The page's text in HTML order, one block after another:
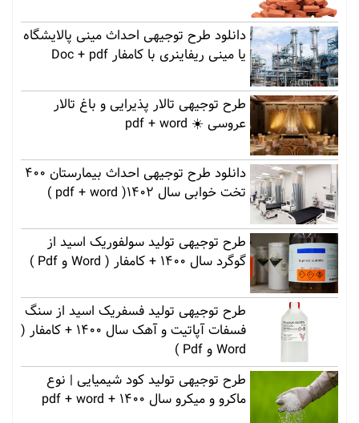
دانلود طرح توجیهی احداث مینی پالایشگاه
یا مینی ریفاینری با کامفار Doc + pdf
طرح توجیهی تالار پذیرایی و باغ تالار
عروسی ☀️ pdf + word
دانلود طرح توجیهی احداث بیمارستان 400
تخت خوابی سال 1402( pdf + word )
طرح توجیهی تولید سولفوریک اسید از
گوگرد سال 1400 + کامفار ( Word و Pdf )
طرح توجیهی تولید فسفریک اسید از سنگ
فسفات آپاتیت و آهک سال 1400 + کامفار (
Word و Pdf )
طرح توجیهی تولید کود شیمیایی | نوع
ماکرو و میکرو سال 1400 + pdf + word